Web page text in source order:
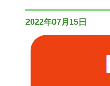
2022年07月15日